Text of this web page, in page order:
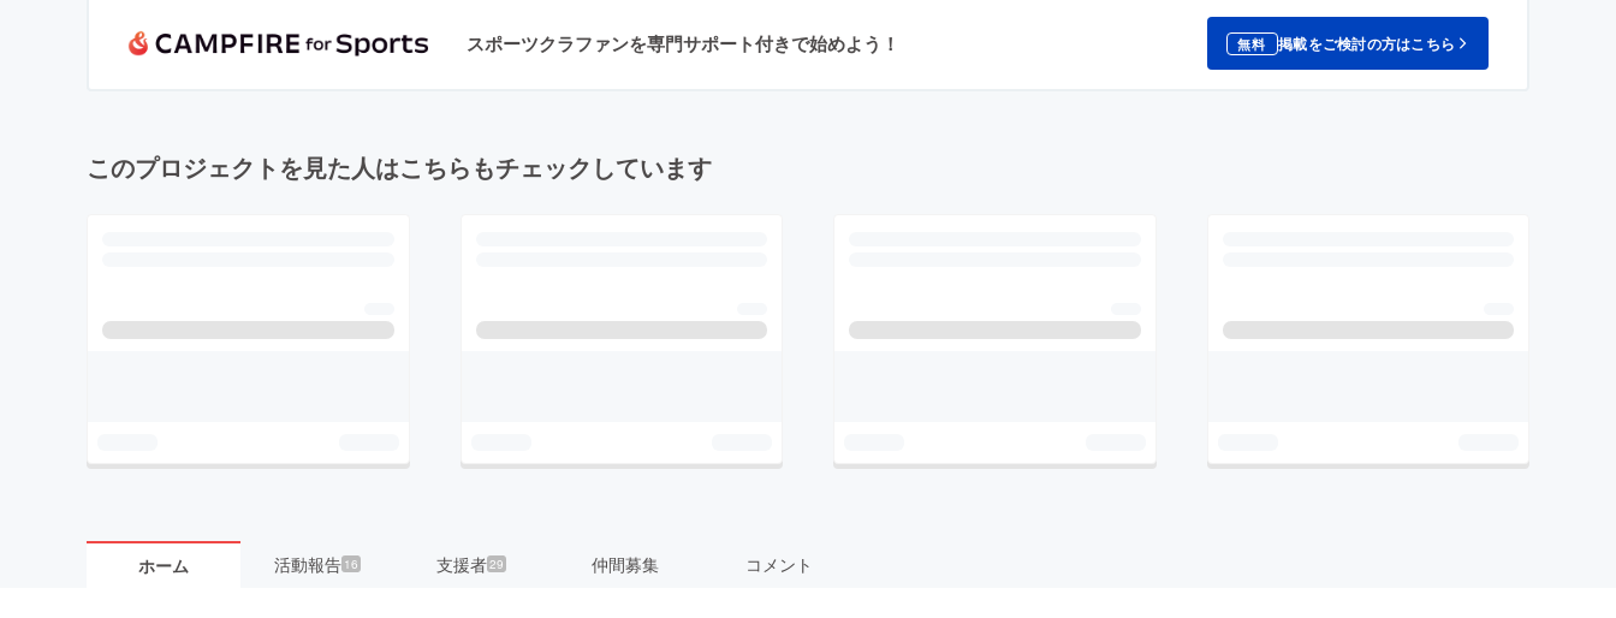
スポーツクラファンを専門サポート付きで始めよう！ 無料 掲載をご検討の方はこちら
このプロジェクトを見た人はこちらもチェックしています
ホーム 活動報告 16 支援者29 仲間募集 コメント